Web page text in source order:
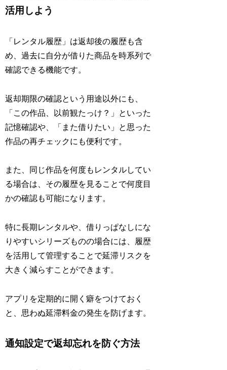
活用しよう
「レンタル履歴」は返却後の履歴も含
め、過去に自分が借りた商品を時系列で
確認できる機能です。
返却期限の確認という用途以外にも、
「この作品、以前観たっけ？」といった
記憶確認や、「また借りたい」と思った
作品の再チェックにも便利です。
また、同じ作品を何度もレンタルしてい
る場合は、その履歴を見ることで何度目
かの確認も可能になります。
特に長期レンタルや、借りっぱなしにな
りやすいシリーズものの場合には、履歴
を活用して管理することで延滞リスクを
大きく減らすことができます。
アプリを定期的に開く癖をつけておく
と、思わぬ延滞料金の発生を防げます。
通知設定で返却忘れを防ぐ方法